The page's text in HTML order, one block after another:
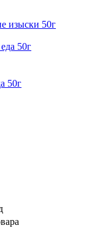
изыски 50г
50г